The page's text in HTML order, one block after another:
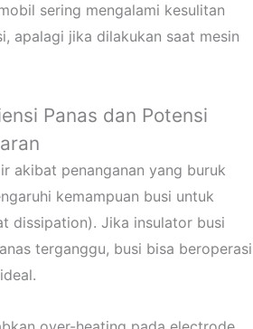
sering mengalami kesulitan
apalagi jika dilakukan saat mesin
Panas dan Potensi
akibat penanganan yang buruk
kemampuan busi untuk
dissipation). Jika insulator busi
terganggu, busi bisa beroperasi